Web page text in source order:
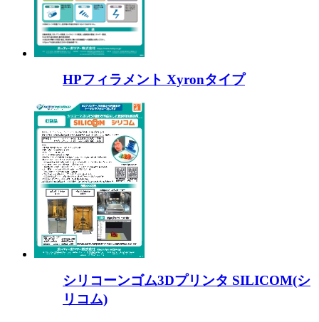
HPフィラメント Xyronタイプ
シリコーンゴム3Dプリンタ SILICOM(シ
リコム)